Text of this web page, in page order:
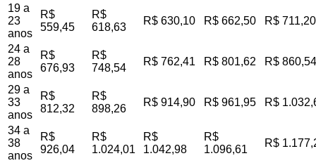
19 a
23
anos
R$
559,45
R$
618,63
R$ 630,10 R$ 662,50 R$ 711,20
24 a
28
anos
R$
676,93
R$
748,54
R$ 762,41 R$ 801,62 R$ 860,54
29 a
33
anos
R$
812,32
R$
898,26
R$ 914,90 R$ 961,95 R$
34 a
38
anos
R$
926,04
R$
1.024,01
R$
1.042,98
R$
1.096,61
R$